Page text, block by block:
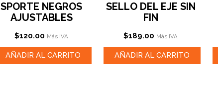
SPORTE NEGROS
AJUSTABLES
$120.00 Más IVA
AÑADIR AL CARRITO
SELLO DEL EJE SIN
FIN
$189.00 Más IVA
AÑADIR AL CARRITO